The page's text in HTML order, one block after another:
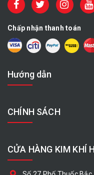
Chấp nhận thanh toán
Hướng dẫn
CHÍNH SÁCH
CỬA HÀNG KIM KHÍ